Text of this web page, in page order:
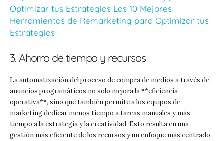
Optimizar tus Estrategias Las 10 Mejores
Herramientas de Remarketing para Optimizar tus
Estrategias
3. Ahorro de tiempo y recursos
La automatización del proceso de compra de medios a través de
anuncios programáticos no solo mejora la **eficiencia
operativa**, sino que también permite a los equipos de
marketing dedicar menos tiempo a tareas manuales y más
tiempo a la estrategia y la creatividad. Esto resulta en una
gestión más eficiente de los recursos y un enfoque más centrado